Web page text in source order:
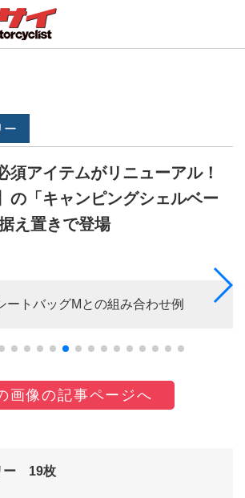
ー
須アイテムがリニューアル！
の「キャンピングシェルベー
え置きで登場
ートバッグMとの組み合わせ例
画像の記事ページへ
ー 19枚